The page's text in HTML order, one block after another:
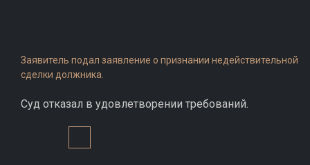
Заявитель подал заявление о признании недействительной
сделки должника.
Суд отказал в удовлетворении требований.